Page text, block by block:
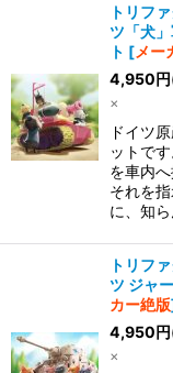
トリフ
ツ「犬
ト [メー
4,950円
×
ドイツ
ットで
を車内
それを
に、知
トリフ
ツ ジャ
カー絶版
4,950円
×